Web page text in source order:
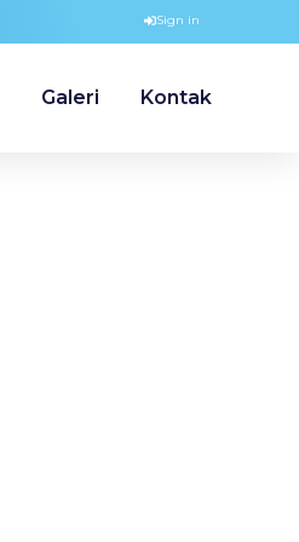
Sign in
Galeri Kontak